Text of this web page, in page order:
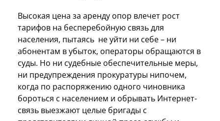
Высокая цена за аренду опор влечет рост
тарифов на бесперебойную связь для
населения, пытаясь не уйти ни себе – ни
абонентам в убыток, операторы обращаются в
суды. Но ни судебные обеспечительные меры,
ни предупреждения прокуратуры нипочем,
когда по распоряжению одного чиновника
бороться с населением и обрывать Интернет-
связь выезжают целые бригады с